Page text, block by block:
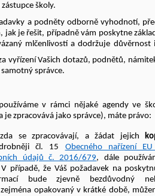
školy.
a podněty odborně vyhodnotí,
jak je řešit, případně vám poskytne
mlčenlivostí a dodržuje důvěrnost
vyřízení Vašich dotazů, podnětů,
správce.
v rámci nějaké agendy ve
je zpracovává jako správce), máte právo:
se zpracovávají, a žádat jejich
čl. 15 Obecného nařízení
údajů č. 2016/679, dále
případě, že Váš požadavek na
bude zjevně bezdůvodný
opakovaný v krátké době,